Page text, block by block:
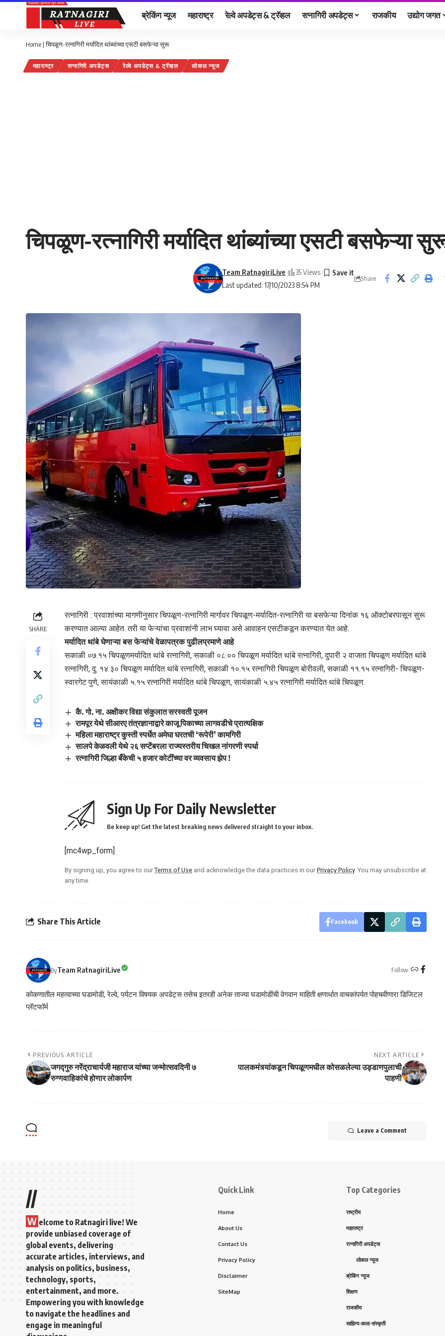
ब्रेकिंग न्यूज महाराष्ट्र रेल्वे अपडेट्स & ट्रॅव्हल रत्नागिरी अपडेट्स राजकीय उद्योग जगत
Home |चिपळूण-रत्नागिरी मर्यादित थांब्यांच्या एसटी बसफेऱ्या सुरू
महाराष्ट्र रत्नागिरी अपडेट्स रेल्वे अपडेट्स & ट्रॅव्हल लोकल न्यूज
चिपळूण-रत्नागिरी मर्यादित थांब्यांच्या एसटी बसफेऱ्या
Last updated: 17/10/2023 8:54 PM
Team RatnagiriLive 35 Views
Share
SHARE
रत्नागिरी : प्रवाशांच्या मागणीनुसार चिपळूण-रत्नागिरी मार्गावर चिपळूण-मर्यादित-रत्नागिरी या बसफेऱ्या दिनांक १६ ऑक्टोबरपासून सुरू
करण्यात आल्या आहेत. तरी या फेऱ्यांचा प्रवाशांनी लाभ घ्यावा असे आवाहन एसटीकडून करण्यात येत आहे.
मर्यादित थांबे घेणाऱ्या बस फेऱ्यांचे वेळापत्रक पुढीलप्रमाणे आहे
सकाळी ०७.१५ चिपळूणमर्यादित थांबे रत्नागिरी, सकाळी ०८.०० चिपळूण मर्यादित थांबे रत्नागिरी, दुपारी २ वाजता चिपळूण मर्यादित थांबे
रत्नागिरी, दु. १४.३० चिपळूण मर्यादित थांबे रत्नागिरी, सकाळी १०.१५ रत्नागिरी चिपळूण बोरीवली, सकाळी ११.१५ रत्नागिरी- चिपळूण-
स्वारगेट पुणे, सायंकाळी ५.१५ रत्नागिरी मर्यादित थांबे चिपळूण, सायंकाळी ५.४५ रत्नागिरी मर्यादित थांबे चिपळूण.
कै. गो. ना. अक्षीकर विद्या संकुलात सरस्वती पूजन
रामपूर येथे सीआरए तंत्रज्ञानाद्वारे काजू पिकाच्या लागवडीचे प्रात्यक्षिक
महिला महाराष्ट्र कुस्ती स्पर्धेत अमेघा घरतची ‘रूपेरी’ कामगिरी
सालपे केळवली येथे २६ सप्टेंबरला राज्यस्तरीय चिखल नांगरणी स्पर्धा
रत्नागिरी जिल्हा बँकेची ५ हजार कोटींच्या वर व्यवसाय झेप !
Sign Up For Daily Newsletter
Be keep up! Get the latest breaking news delivered straight to your inbox.
[mc4wp_form]
By signing up, you agree to our Terms of Use and acknowledge the data practices in our Privacy Policy. You may unsubscribe at
any time.
Share This Article Facebook
ByTeam RatnagiriLive Follow:
कोकणातील महत्वाच्या घडामोडी, रेल्वे, पर्यटन विषयक अपडेट्स तसेच इतरही अनेक ताज्या घडामोडींची वेगवान माहिती क्षणार्धात वाचकांपर्यत पोहचवीणारा डिजिटल
प्लॅटफॉर्म
PREVIOUS ARTICLE
जगद्गुरु नरेंद्राचार्यजी महाराज यांच्या जन्मोत्सवदिनी ७
रुग्णवाहिकांचे होणार लोकार्पण
NEXT ARTICLE
पालकमंत्र्यांकडून चिपळूणमधील कोसळलेल्या उड्डाणपुलाची
पाहणी
Leave a Comment
//
W elcome to Ratnagiri live! We
provide unbiased coverage of
global events, delivering
accurate articles, interviews, and
analysis on politics, business,
technology, sports,
entertainment, and more.
Empowering you with knowledge
to navigate the headlines and
engage in meaningful
Quick Link
Home
About Us
Contact Us
Privacy Policy
Disclaimer
SiteMap
Top Categories
राष्ट्रीय
महाराष्ट्र
रत्नागिरी अपडेट्स
लोकल न्यूज
ब्रेकिंग न्यूज
शिक्षण
राजकीय
साहित्य-कला-संस्कृती